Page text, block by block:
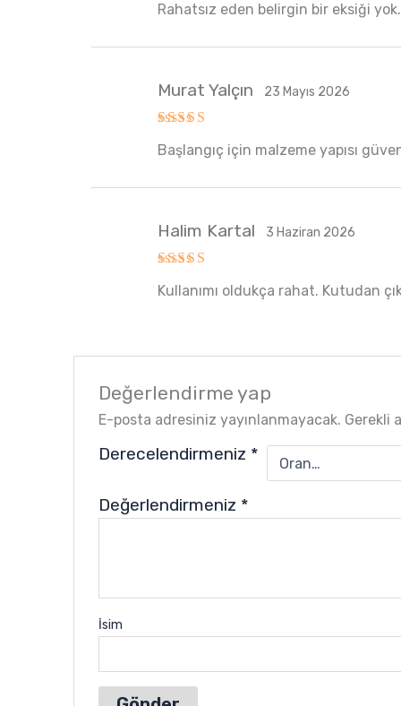
5oy aldı
Rahatsız eden belirgin bir eksiği
5oy aldı
Murat Yalçın 23 Mayıs 2026
Başlangıç için malzeme yapısı
5oy aldı
Halim Kartal 3 Haziran 2026
Kullanımı oldukça rahat. Kutudan
Değerlendirme yap
E-posta adresiniz yayınlanmayacak. Gerekli
Derecelendirmeniz *
Değerlendirmeniz *
İsim